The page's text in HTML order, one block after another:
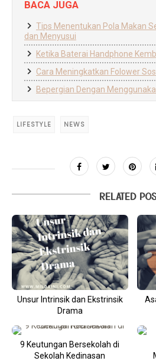
BACA JUGA
Tips Menentukan Pola Makan
dan Menyusui
Ketika Baterai Handphone
Cara Meningkatkan Folower
Bepergian Dengan
LIFESTYLE NEWS
RELATED
Unsur Intrinsik dan Ekstrinsik
Drama
9 Keutungan Bersekolah di
Sekolah Kedinasan